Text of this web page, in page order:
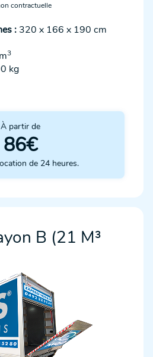
contractuelle
: 320 x 166 x 190 cm
3
kg
À partir de
86€
de 24 heures.
B (21 M³